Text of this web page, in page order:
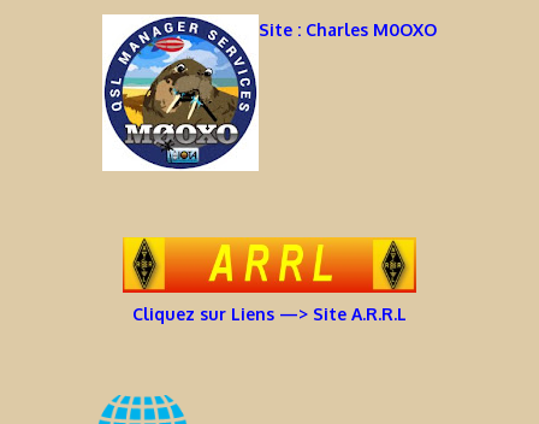
Site : Charles M0OXO
Cliquez sur Liens —> Site A.R.R.L